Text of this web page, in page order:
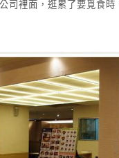
司裡面，逛累了要覓食時